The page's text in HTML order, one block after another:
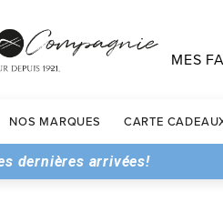
MES
NOS MARQUES CARTE
dernières arrivées!